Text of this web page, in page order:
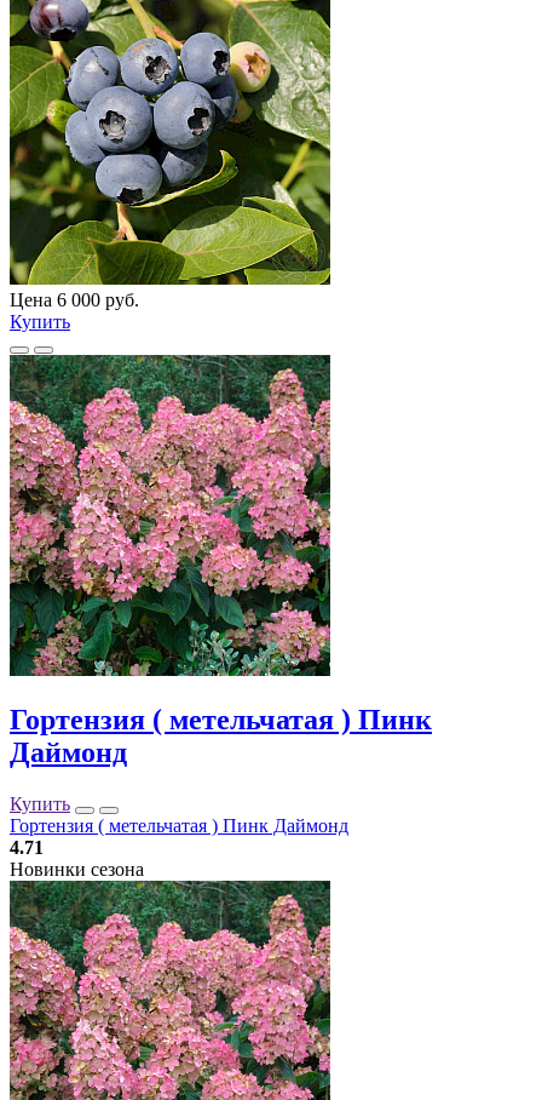
Цена 6 000 руб.
Купить
Гортензия ( метельчатая ) Пинк
Даймонд
Купить
Гортензия ( метельчатая ) Пинк Даймонд
4.71
Новинки сезона